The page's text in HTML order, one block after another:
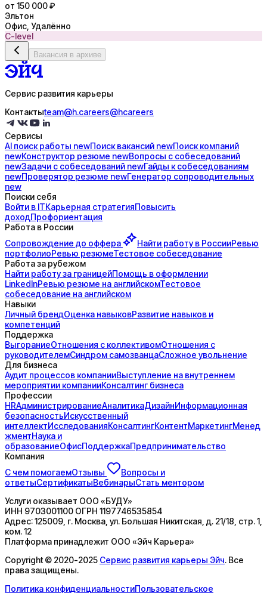
от 150 000 ₽
Эльтон
Офис, Удалённо
C-level
Вакансия в архиве
Сервис развития карьеры
Контактыteam@h.careers@hcareers
Сервисы
AI поискработы newПоисквакансий newПоисккомпаний
newКонструктор резюме newВопросы с собеседований
newЗадачи с собеседований newГайды ксобеседованиям
newПроверятор резюме newГенератор сопроводительных
new
Поиски себя
Войти в ITКарьерная стратегияПовысить
доходПрофориентация
Работа в России
Сопровождение до оффера Найти работу в РоссииРевью
портфолиоРевью резюмеТестовое собеседование
Работа за рубежом
Найти работу за границейПомощь в оформлении
LinkedInРевью резюме на английскомТестовое
собеседование на английском
Навыки
Личный брендОценка навыковРазвитие навыков и
компетенций
Поддержка
ВыгораниеОтношения с коллективомОтношения с
руководителемСиндром самозванцаСложное увольнение
Для бизнеса
Аудит процессов компанииВыступление на внутреннем
мероприятии компанииКонсалтинг бизнеса
Профессии
HRАдминистрированиеАналитикаДизайнИнформационная
безопасностьИскусственный
интеллектИсследованияКонсалтингКонтентМаркетингМенед
жментНаука и
образованиеОфисПоддержкаПредпринимательство
Компания
С чем помогаемОтзывы
Вопросы и
ответыСертификатыВебинарыСтать ментором
Услуги оказывает ООО «БУДУ»
ИНН 9703001100 ОГРН 1197746535854
Адрес:125009, г. Москва, ул. Большая Никитская, д. 21/18, стр. 1,
ком. 12
Платформа принадлежит ООО «Эйч Карьера»
Copyright © 2020-2025 Сервис развития карьеры Эйч. Все
права защищены.
Политика конфиденциальностиПользовательское